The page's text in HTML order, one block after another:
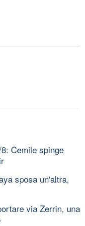
Cemile spinge
sposa un'altra,
via Zerrin, una